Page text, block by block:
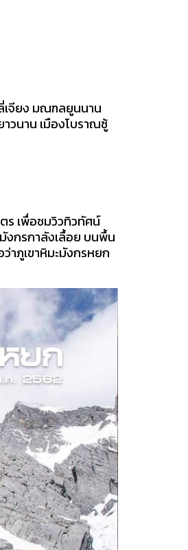
เจียง มณฑลยูนนาน
วนาน เมืองโบราณซู้
ร เพื่อชมวิวทิวทัศน์
งกรกาลังเลื้อย บนพื้น
าภูเขาหิมะมังกรหยก